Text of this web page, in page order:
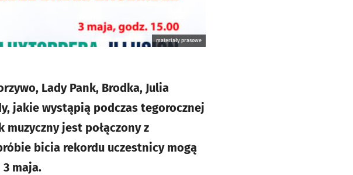
materiały prasowe
Lady Pank, Brodka, Julia
jakie wystąpią podczas tegorocznej
jest połączony z
bicia rekordu uczestnicy mogą
maja.